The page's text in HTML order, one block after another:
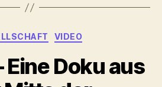
Kategorien
VIDEO
Eine Doku aus